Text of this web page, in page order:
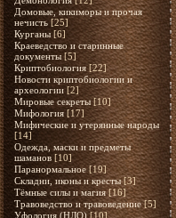
Домовые, кикиморы и прочая
нечисть [25]
Курганы [6]
Краеведство и старинные
документы [5]
Криптобиология [22]
Новости криптобиологии и
археологии [2]
Мировые секреты [10]
Мифология [17]
Мифические и утерянные народы
[14]
Одежда, маски и предметы
шаманов [10]
Паранормальное [19]
Складни, иконы и кресты [3]
Тёмные силы и магия [16]
Травоведство и травоведение [5]
Уфология (НЛО) [10]